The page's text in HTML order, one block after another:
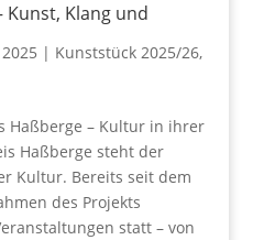
Kunst, Klang und
| Kunststück 2025/26,
Haßberge – Kultur in ihrer
Haßberge steht der
Kultur. Bereits seit dem
des Projekts
statt – von